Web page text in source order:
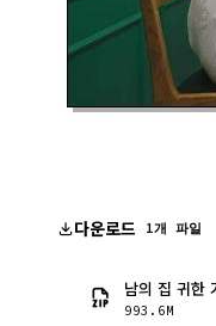
다운로드 1개 파일
남의 집 귀
993.6M